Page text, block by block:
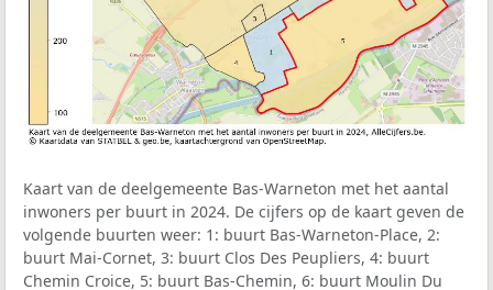
Kaart van de deelgemeente Bas-Warneton met het aantal
inwoners per buurt in 2024. De cijfers op de kaart geven de
volgende buurten weer: 1: buurt Bas-Warneton-Place, 2:
buurt Mai-Cornet, 3: buurt Clos Des Peupliers, 4: buurt
Chemin Croice, 5: buurt Bas-Chemin, 6: buurt Moulin Du